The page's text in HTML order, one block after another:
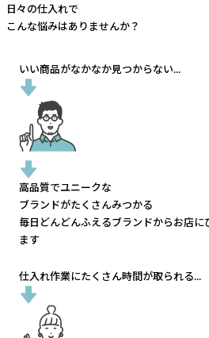
日々の仕入れで
こんな悩みはありませんか？
いい商品がなかなか見つからない...
高品質でユニークな
ブランドがたくさんみつかる
毎日どんどんふえるブランドからお店に
ます
仕入れ作業にたくさん時間が取られる...